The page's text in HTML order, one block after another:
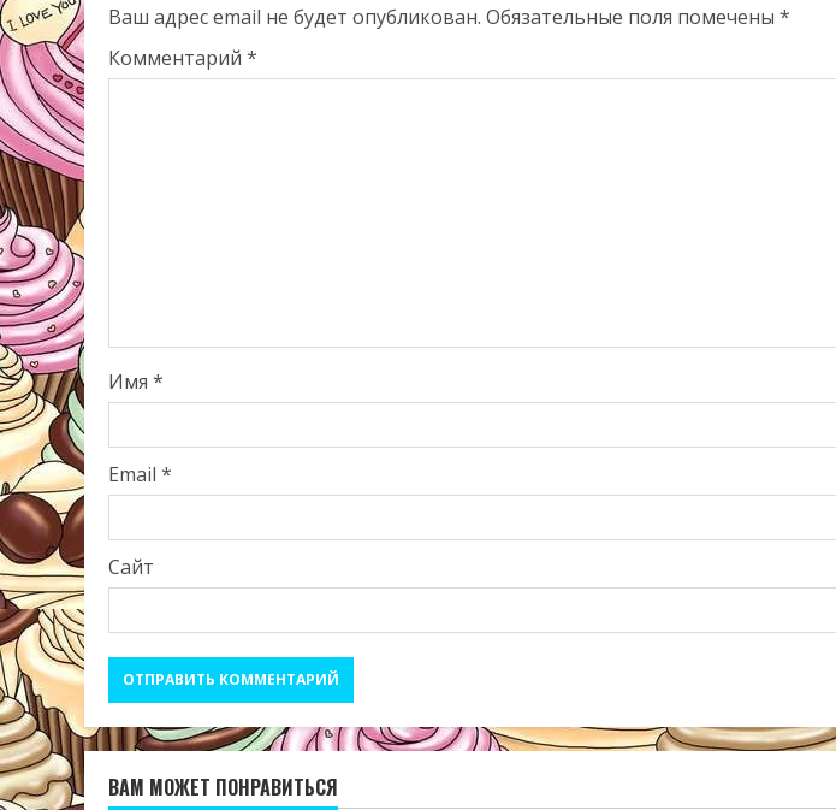
Ваш адрес email не будет опубликован. Обязательные поля помечены *
Комментарий *
Имя *
Email *
Сайт
ВАМ МОЖЕТ ПОНРАВИТЬСЯ